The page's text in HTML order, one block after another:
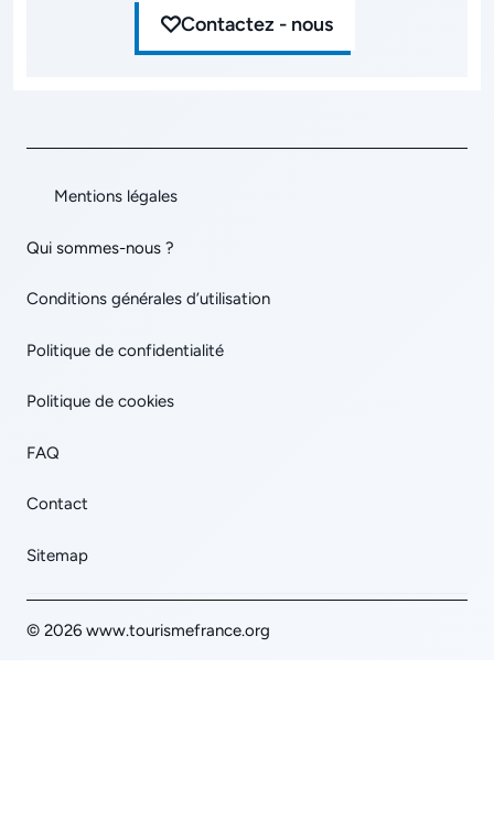
Contactez - nous
Mentions légales
Qui sommes-nous ?
Conditions générales d’utilisation
Politique de confidentialité
Politique de cookies
FAQ
Contact
Sitemap
© 2026 www.tourismefrance.org